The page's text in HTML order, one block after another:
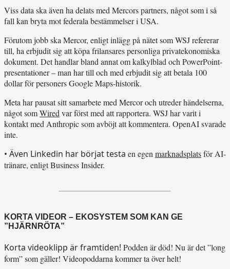
Viss data ska även ha delats med Mercors partners, något som i så
fall kan bryta mot federala bestämmelser i USA.
Förutom jobb ska Mercor, enligt inlägg på nätet som WSJ refererar
till, ha erbjudit sig att köpa frilansares personliga privatekonomiska
dokument. Det handlar bland annat om kalkylblad och PowerPoint-
presentationer – man har till och med erbjudit sig att betala 100
dollar för personers Google Maps-historik.
Meta har pausat sitt samarbete med Mercor och utreder händelserna,
något somWired var först med att rapportera. WSJ har varit i
kontakt med Anthropic som avböjt att kommentera. OpenAI svarade
inte.
• Även Linkedin har börjat testa en egen marknadsplatsför AI-
tränare, enligt Business Insider.
KORTA VIDEOR – EKOSYSTEM SOM KAN GE
”HJÄRNRÖTA”
Korta videoklipp är framtiden! Podden är död! Nu är det ”long
form” som gäller! Videopoddarna kommer ta över helt!